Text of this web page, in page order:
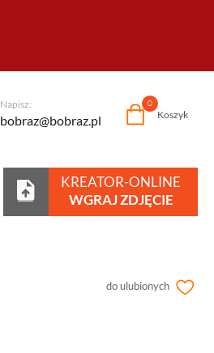
Napisz:
bobraz@bobraz.pl Koszyk
0
Centrum pomocy
KREATOR-ONLINE
WGRAJ ZDJĘCIE
do ulubionych